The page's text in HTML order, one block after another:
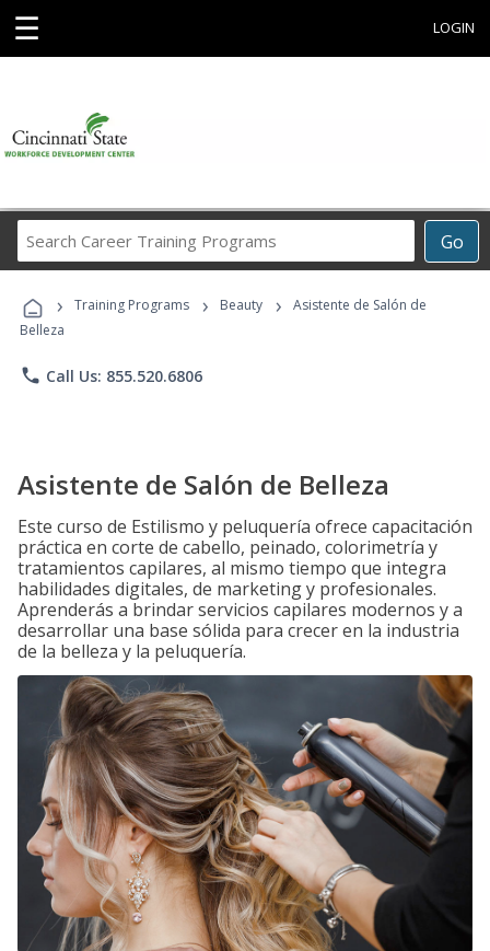
☰ LOGIN
Go
Career
Programs
› Training Programs › Beauty ›
Asistente de Salón de
Belleza
phone Call Us: 855.520.6806
Asistente de Salón de Belleza
Este curso de Estilismo y peluquería ofrece capacitación
práctica en corte de cabello, peinado, colorimetría y
tratamientos capilares, al mismo tiempo que integra
habilidades digitales, de marketing y profesionales.
Aprenderás a brindar servicios capilares modernos y a
desarrollar una base sólida para crecer en la industria
de la belleza y la peluquería.